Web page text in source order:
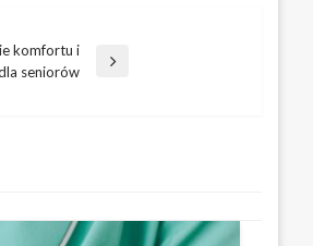
komfortu i
seniorów